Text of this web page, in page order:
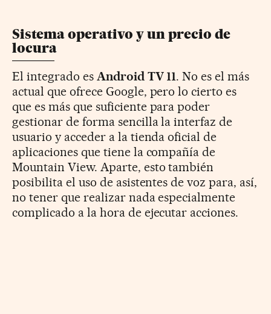
Sistema operativo y un precio de
locura
El integrado es Android TV 11. No es el más
actual que ofrece Google, pero lo cierto es
que es más que suficiente para poder
gestionar de forma sencilla la interfaz de
usuario y acceder a la tienda oficial de
aplicaciones que tiene la compañía de
Mountain View. Aparte, esto también
posibilita el uso de asistentes de voz para, así,
no tener que realizar nada especialmente
complicado a la hora de ejecutar acciones.